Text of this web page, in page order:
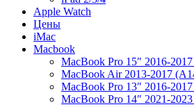
Apple Watch
Цены
iMac
Macbook
MacBook Pro 15″ 2016-
MacBook Air 2013-2017
MacBook Pro 13″ 2016-
MacBook Pro 14″ 2021-